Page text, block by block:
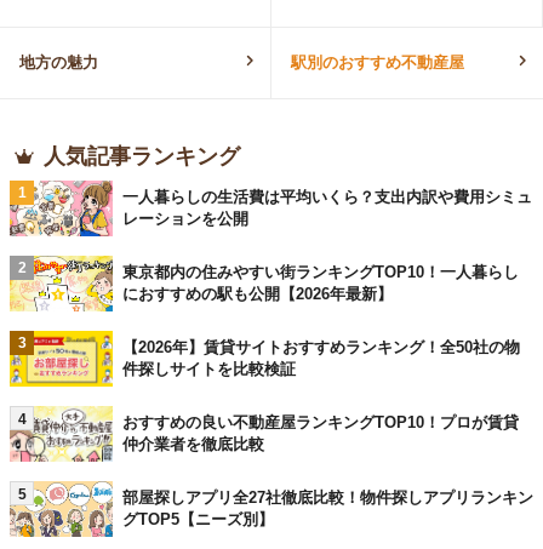
地方の魅力 駅別のおすすめ不動産屋
人気記事ランキング
1
一人暮らしの生活費は平均いくら？支出内訳や費用シミュ
レーションを公開
2
東京都内の住みやすい街ランキングTOP10！一人暮らし
におすすめの駅も公開【2026年最新】
3
【2026年】賃貸サイトおすすめランキング！全50社の物
件探しサイトを比較検証
4
おすすめの良い不動産屋ランキングTOP10！プロが賃貸
仲介業者を徹底比較
5
部屋探しアプリ全27社徹底比較！物件探しアプリランキン
グTOP5【ニーズ別】